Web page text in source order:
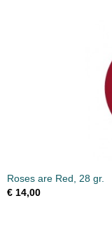
Roses are Red, 28 gr.
€ 14,00